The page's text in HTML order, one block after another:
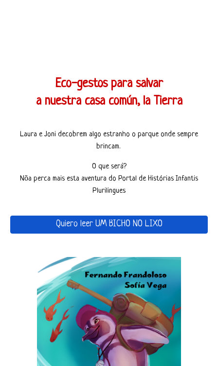
Eco-gestos para salvar
a nuestra casa común, la Tierra
Laura e Joni decobrem algo estranho o parque onde sempre
brincam.
O que será?
Nõa perca mais esta aventura do Portal de Histórias Infantis
Plurilingues
Quiero leer UM BICHO NO LIXO